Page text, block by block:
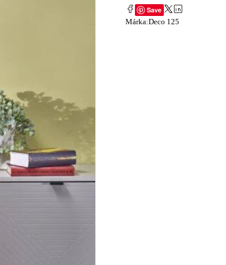
Save
Márka:Deco 125